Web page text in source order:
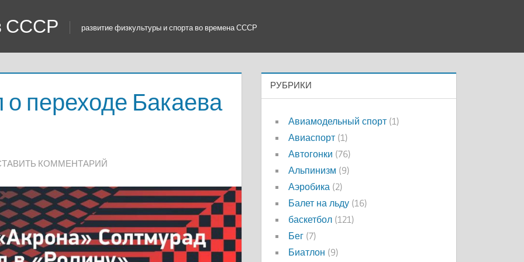
СССР развитие физкультуры и спорта во времена СССР
переходе Бакаева
КОММЕНТАРИЙ
РУБРИКИ
Авиамодельный спорт (1)
Авиаспорт (1)
Автогонки (76)
Альпинизм (9)
Аэробика (2)
Балет на льду (16)
баскетбол (121)
Бег (7)
Биатлон (9)